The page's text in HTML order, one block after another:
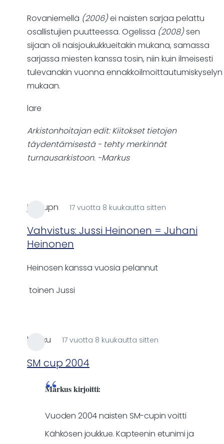
2004,
2006
ja
2008
naisten
Markus
Rovaniemellä (2006)ei naisten sarjaa pelattu
osallistujien puutteessa. Ogelissa (2008)sen
sijaan oli naisjoukukkueitakin mukana, samassa
sarjassa miesten kanssa tosin, niin kuin ilmeisesti
tulevanakin vuonna ennakkoilmoittautumiskyselyn
mukaan.
lare
Arkistonhoitajan edit: Kiitokset tietojen
täydentämisestä - tehty merkinnät
turnausarkistoon. -Markus
jussiupn 17 vuotta 8 kuukautta sitten
reply
Vahvistus: Jussi Heinonen = Juhani
Heinonen
Heinosen kanssa vuosia pelannut
toinen Jussi
honxu 17 vuotta 8 kuukautta sitten
2004,
2006
SM cup 2004
Markus kirjoitti:
Vuoden 2004 naisten SM-cupin voitti
Kähkösen joukkue. Kapteenin etunimi ja